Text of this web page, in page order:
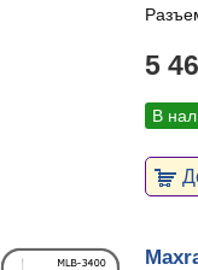
5
В